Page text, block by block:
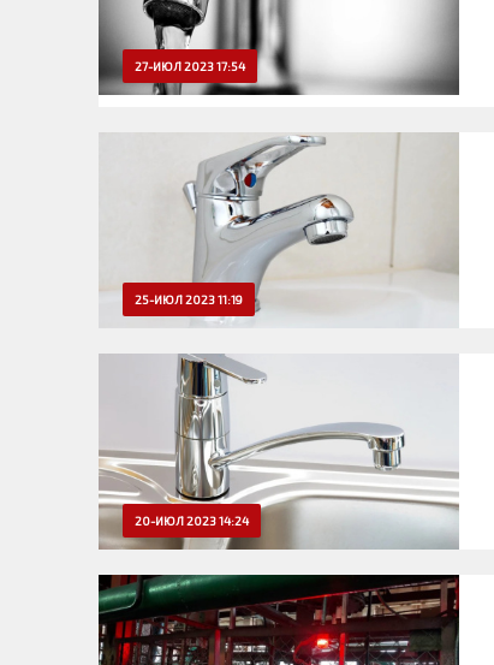
27-ИЮЛ 2023 17:54
25-ИЮЛ 2023 11:19
20-ИЮЛ 2023 14:24